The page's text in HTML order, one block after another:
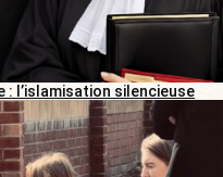
: l’islamisation silencieuse